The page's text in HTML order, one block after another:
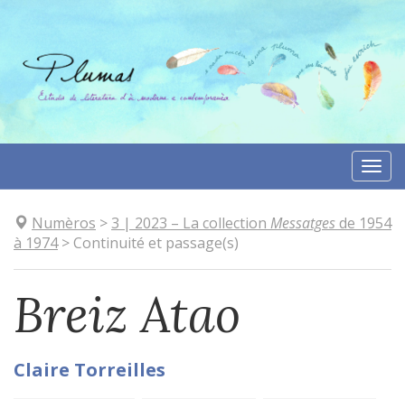
contengut
Numèros >3 | 2023 – La collection Messatgesde 1954
à 1974>Continuité et passage(s)
Breiz Atao
Claire Torreilles